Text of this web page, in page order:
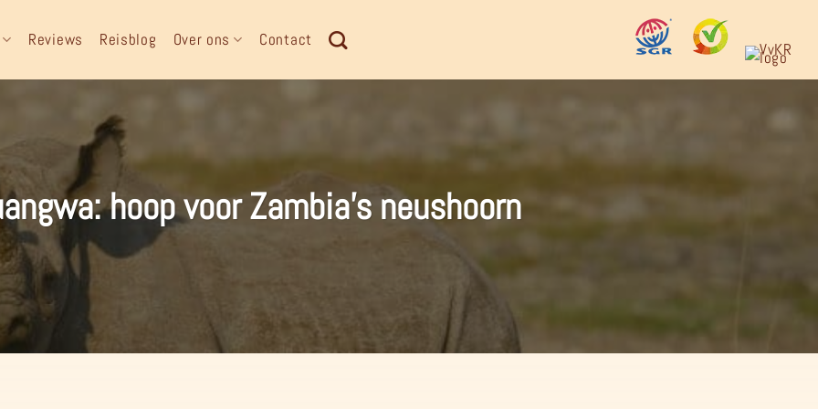
Reviews Reisblog Over ons Contact
hoop voor Zambia’s neushoorn